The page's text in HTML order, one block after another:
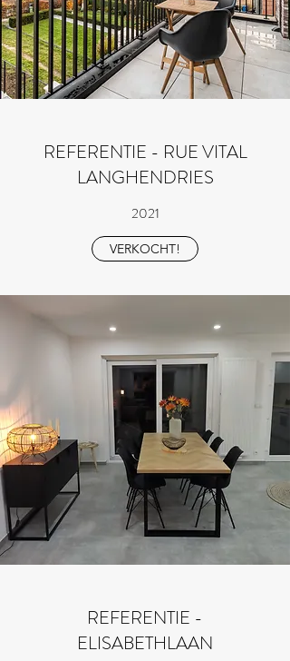
REFERENTIE - RUE VITAL
LANGHENDRIES
2021
VERKOCHT!
REFERENTIE -
ELISABETHLAAN